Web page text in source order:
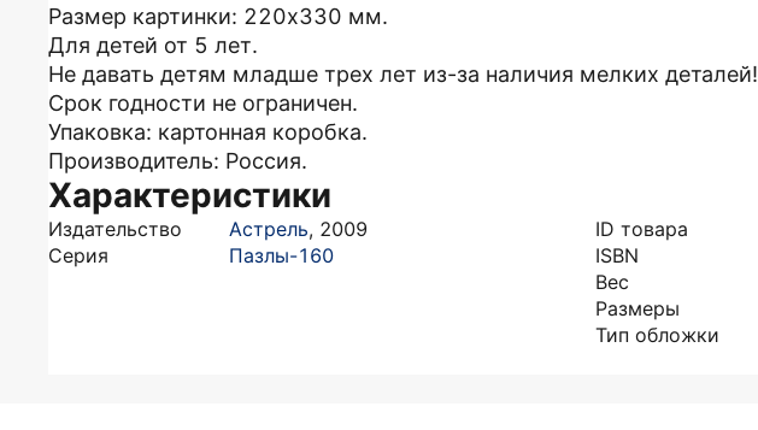
Размер картинки: 220х330 мм.
Для детей от 5 лет.
Не давать детям младше трех лет из-за наличия мелких деталей!
Срок годности не ограничен.
Упаковка: картонная коробка.
Производитель: Россия.
Характеристики
Издательство Астрель, 2009
Серия
Пазлы-160
ID товара
ISBN
Вес
Размеры
Тип обложки